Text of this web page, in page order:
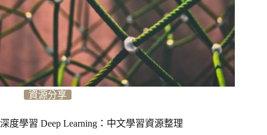
資源分享
深度學習 Deep Learning：中文學習資源整理